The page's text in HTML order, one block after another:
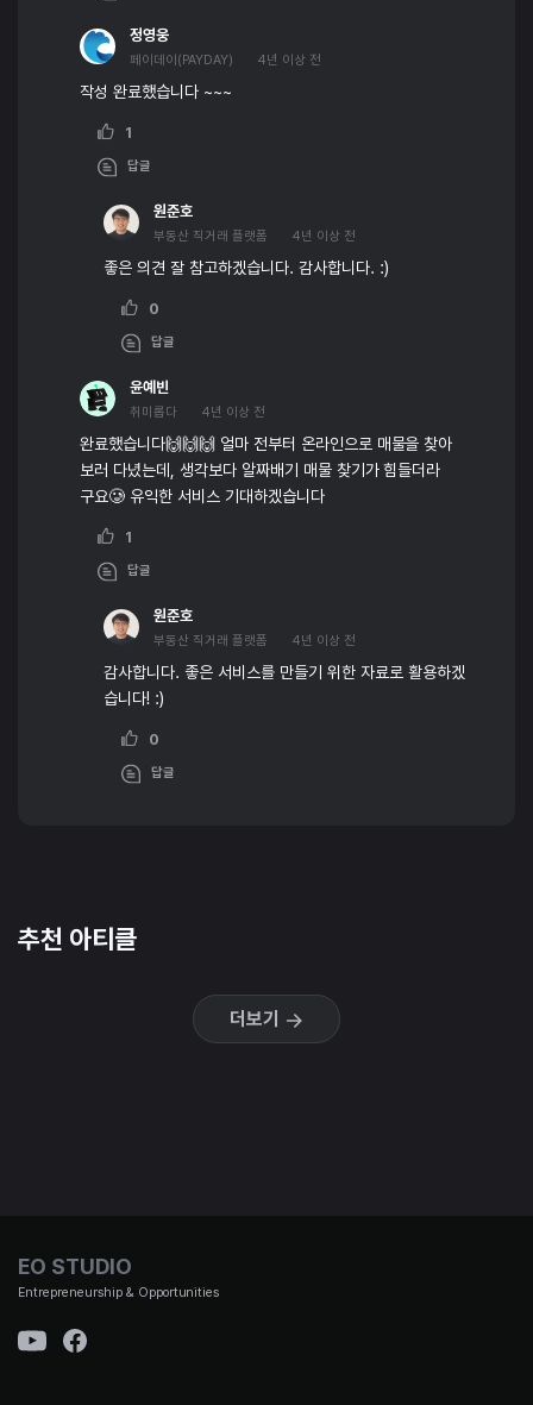
정영웅
페이데이(PAYDAY) 4년 이상 전
작성 완료했습니다 ~~~
1
답글
원준호
부동산 직거래 플랫폼 4년 이상 전
좋은 의견 잘 참고하겠습니다. 감사합니다. :)
0
답글
윤예빈
취미롭다 4년 이상 전
완료했습니다🙌🙌🙌 얼마 전부터 온라인으로 매물을 찾아
보러 다녔는데, 생각보다 알짜배기 매물 찾기가 힘들더라
구요🥲 유익한 서비스 기대하겠습니다
1
답글
원준호
부동산 직거래 플랫폼 4년 이상 전
감사합니다. 좋은 서비스를 만들기 위한 자료로 활용하겠
습니다! :)
0
답글
추천 아티클
더보기
EO STUDIO
Entrepreneurship & Opportunities